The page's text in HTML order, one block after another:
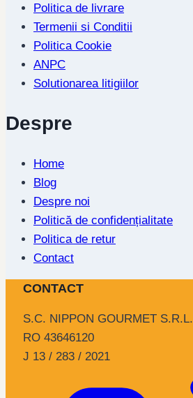
Politica de livrare
Termenii si Conditii
Politica Cookie
ANPC
Solutionarea litigiilor
Despre
Home
Blog
Despre noi
Politică de confidențialitate
Politica de retur
Contact
CONTACT
S.C. NIPPON GOURMET S.R.L.
RO 43646120
J 13 / 283 / 2021